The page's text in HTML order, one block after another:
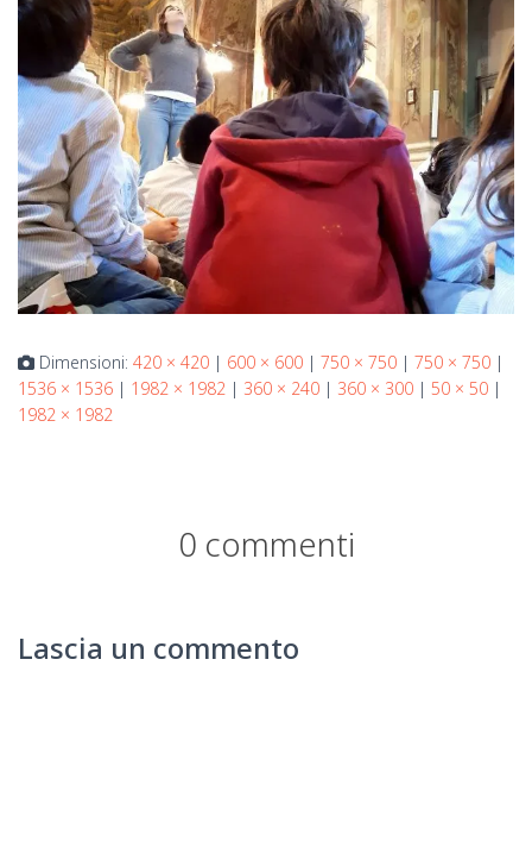
Dimensioni: 420 × 420 | 600 × 600 | 750 × 750 | 750 × 750 |
1536 × 1536 | 1982 × 1982 | 360 × 240 | 360 × 300 | 50 × 50 |
1982 × 1982
0 commenti
Lascia un commento